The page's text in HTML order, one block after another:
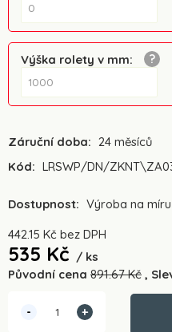
Výška rolety v mm:
Záruční doba: 24 měsíců
Kód: LRSWP/DN/
Dostupnost: Výroba na
442.15 Kč bez DPH
535 Kč
ks
Původní cena 891.67Kč